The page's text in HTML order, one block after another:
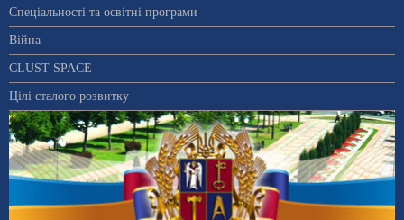
Спеціальності та освітні програми
Війна
CLUST SPACE
Цілі сталого розвитку